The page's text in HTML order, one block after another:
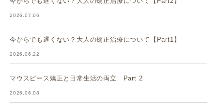
2026.07.06
今からでも遅くない？大人の矯正治療について【Part1】
2026.06.22
マウスピース矯正と日常生活の両立 Part 2
2026.06.08